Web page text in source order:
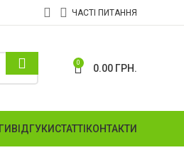
ЧАСТІ ПИТАННЯ
0 0.00 ГРН.
ВІДГУКИ СТАТТІ КОНТАКТИ